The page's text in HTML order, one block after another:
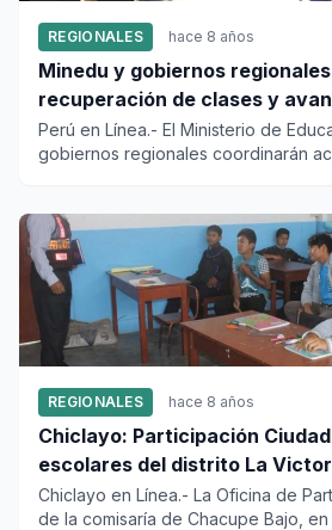
REGIONALES hace 8 años
Minedu y gobiernos
recuperación de clases y
Perú en Línea.- El Ministerio de
gobiernos regionales coordinarán
REGIONALES hace 8 años
Chiclayo: Participación
escolares del distrito La
patrullaje juvenil
Chiclayo en Línea.- La Oficina de
de la comisaría de Chacupe Bajo,